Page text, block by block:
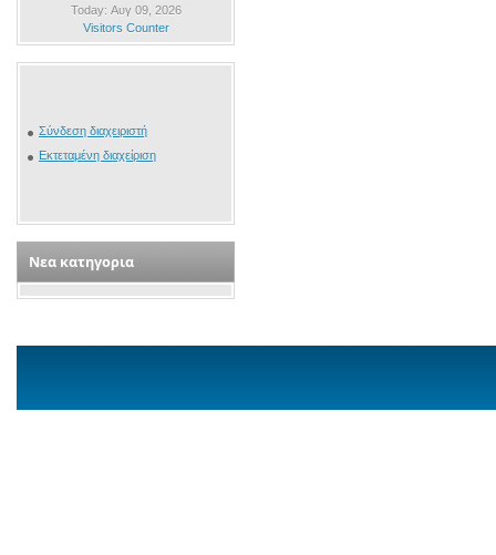
Today: Αυγ 09, 2026
Visitors Counter
Σύνδεση διαχειριστή
Εκτεταμένη διαχείριση
Νεα κατηγορια